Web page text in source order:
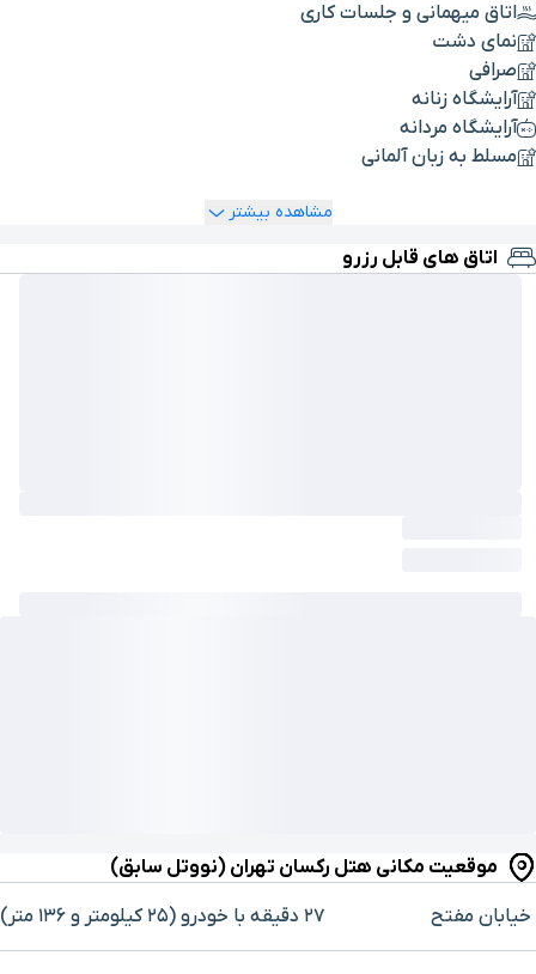
اتاق میهمانی و جلسات کاری
نمای دشت
صرافی
آرایشگاه زنانه
آرایشگاه مردانه
مسلط به زبان آلمانی
مشاهده بیشتر
اتاق های قابل رزرو
موقعیت مکانی هتل رکسان تهران (نووتل سابق)
خیابان مفتح ۲۷ دقیقه با خودرو (۲۵ کیلومتر و ۱۳۶ متر)